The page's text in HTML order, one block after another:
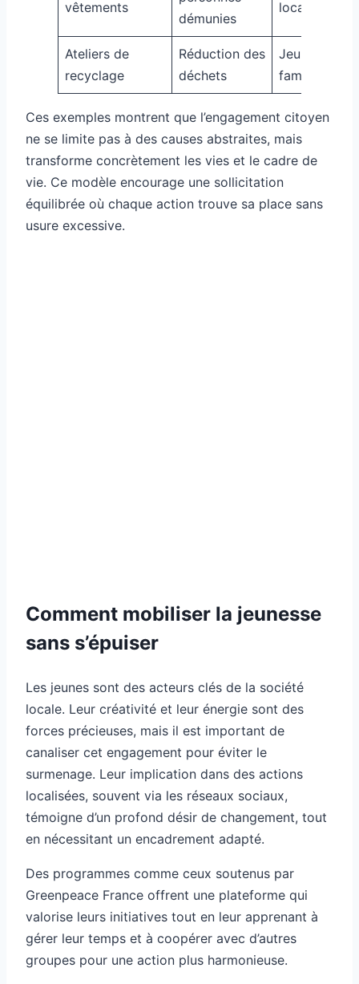
vêtements
démunies
locale
Ateliers de
recyclage
Réduction des
déchets
Jeunes,
familles
Ces exemples montrent que l’engagement citoyen
ne se limite pas à des causes abstraites, mais
transforme concrètement les vies et le cadre de
vie. Ce modèle encourage une sollicitation
équilibrée où chaque action trouve sa place sans
usure excessive.
Comment mobiliser la jeunesse
sans s’épuiser
Les jeunes sont des acteurs clés de la société
locale. Leur créativité et leur énergie sont des
forces précieuses, mais il est important de
canaliser cet engagement pour éviter le
surmenage. Leur implication dans des actions
localisées, souvent via les réseaux sociaux,
témoigne d’un profond désir de changement, tout
en nécessitant un encadrement adapté.
Des programmes comme ceux soutenus par
Greenpeace France offrent une plateforme qui
valorise leurs initiatives tout en leur apprenant à
gérer leur temps et à coopérer avec d’autres
groupes pour une action plus harmonieuse.